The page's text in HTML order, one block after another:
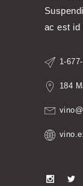
ac est id
1-
184